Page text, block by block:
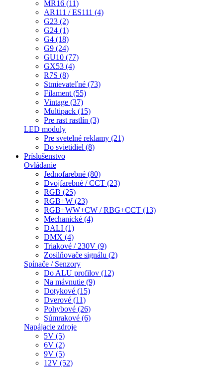
MR16 (11)
AR111 / ES111 (4)
G23 (2)
G24 (1)
G4 (18)
G9 (24)
GU10 (77)
GX53 (4)
R7S (8)
Stmievateľné (73)
Filament (55)
Vintage (37)
Multipack (15)
Pre rast rastlín (3)
LED moduly
Pre svetelné reklamy (21)
Do svietidiel (8)
Príslušenstvo
Ovládanie
Jednofarebné (80)
Dvojfarebné / CCT (23)
RGB (25)
RGB+W (23)
RGB+WW+CW / RBG+CCT (13)
Mechanické (4)
DALI (1)
DMX (4)
Triakové / 230V (9)
Zosilňovače signálu (2)
Spínače / Senzory
Do ALU profilov (12)
Na mávnutie (9)
Dotykové (15)
Dverové (11)
Pohybové (26)
Súmrakové (6)
Napájacie zdroje
5V (5)
6V (2)
9V (5)
12V (52)